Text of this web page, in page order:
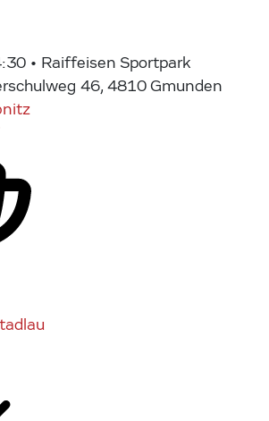
• Raiffeisen Sportpark
46, 4810 Gmunden